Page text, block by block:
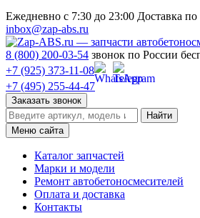
Ежедневно с 7:30 до 23:00 Доставка
inbox@zap-abs.ru
8 (800) 200-03-54 звонок по России
+7 (925) 373-11-08
+7 (495) 255-44-47
Заказать звонок
Найти
Меню сайта
Каталог запчастей
Марки и модели
Ремонт автобетоносмесителей
Оплата и доставка
Контакты